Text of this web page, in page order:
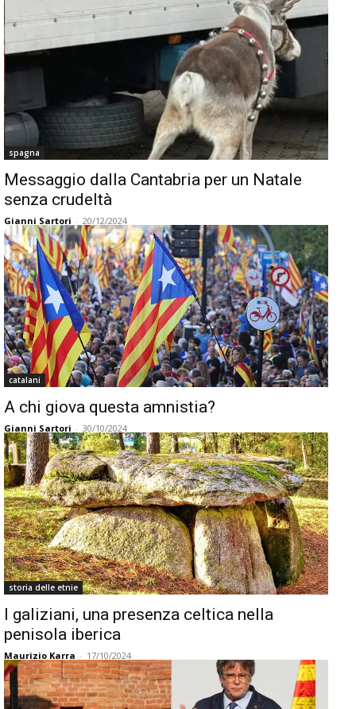
spagna
Messaggio dalla Cantabria per un Natale
senza crudeltà
Gianni Sartori - 20/12/2024
catalani
A chi giova questa amnistia?
Gianni Sartori - 30/10/2024
storia delle etnie
I galiziani, una presenza celtica nella
penisola iberica
Maurizio Karra - 17/10/2024